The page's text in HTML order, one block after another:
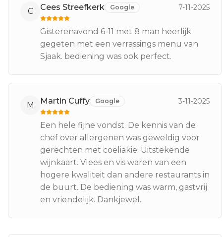
C Cees Streefkerk Google 7-11-2025
Gisterenavond 6-11 met 8 man heerlijk
gegeten met een verrassings menu van
Sjaak. bediening was ook perfect.
M Martin Cuffy Google 3-11-2025
Een hele fijne vondst. De kennis van de
chef over allergenen was geweldig voor
gerechten met coeliakie. Uitstekende
wijnkaart. Vlees en vis waren van een
hogere kwaliteit dan andere restaurants in
de buurt. De bediening was warm, gastvrij
en vriendelijk. Dankjewel.